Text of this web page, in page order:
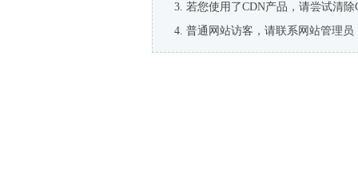
若您使用了CDN产品，请尝试清除
普通网站访客，请联系网站管理员